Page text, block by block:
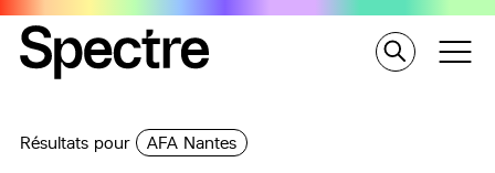
Résultats pour AFA Nantes